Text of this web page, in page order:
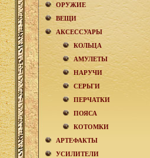
ОРУЖИЕ
ВЕЩИ
АКCЕСCУАРЫ
КОЛЬЦА
АМУЛЕТЫ
НАРУЧИ
СЕРЬГИ
ПЕРЧАТКИ
ПОЯСА
КОТОМКИ
АРТЕФАКТЫ
УСИЛИТЕЛИ